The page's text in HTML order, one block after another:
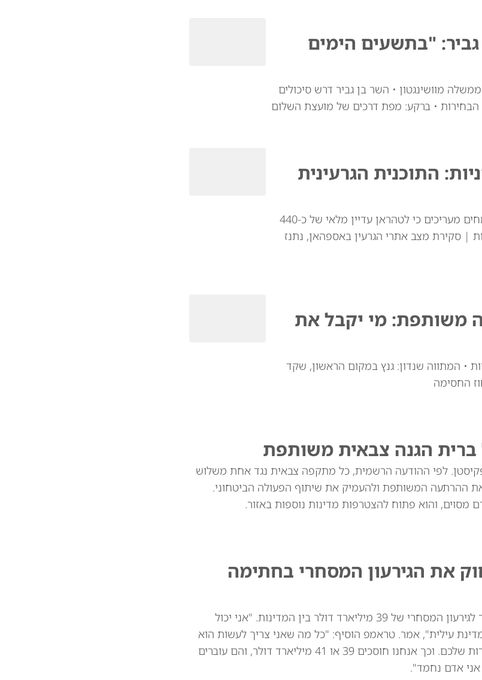
"בתשעים הימים
מוושינגטון • השר בן גביר דרש סיכולים
• ברקע: מפת דרכים של מועצת השלום
התוכנית הגרעינית
למרות התקיפות האמריקאיות באתרי ההעשרה המרכזיים, מומחים מעריכים כי לטהראן עדיין מלאי של כ-440
| סקירת מצב אתרי הגרעין באספהאן, נתנז
משותפת: מי יקבל את
• המתווה שנדון: גנץ במקום הראשון, שקד
החסימה
ברית הגנה צבאית משותפת
לפי ההודעה הרשמית, כל מתקפה צבאית נגד אחת משלוש
המשותפת ולהעמיק את שיתוף הפעולה הביטחוני.
מסוים, והוא פתוח להצטרפות מדינות נוספות באזור.
את הגירעון המסחרי בחתימה
נשיא ארה"ב דונלד טראמפ איים באופן מרומז על שוויץ בהקשר לגירעון המסחרי של 39 מיליארד דולר בין המדינות. "אני יכול
עילית", אמר. טראמפ הוסיף: "כל מה שאני צריך לעשות הוא
לומר: אני לא רוצה את השעונים שלכם. אני לא רוצה את הסחורות שלכם. וכך אנחנו חוסכים 39 או 41 מיליארד דולר, והם עוברים
אני אדם נחמד".